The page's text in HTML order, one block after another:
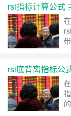
rsi指标计算公式
rsi底背离指标公